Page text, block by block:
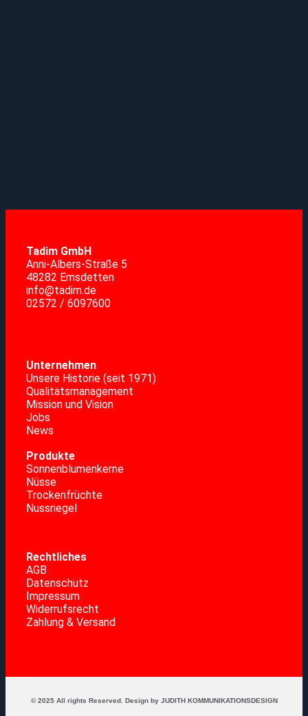
Tadim GmbH
Anni-Albers-Straße 5
48282 Emsdetten
info@tadim.de
02572 / 6097600
Unternehmen
Unsere Historie (seit 1971)
Qualitätsmanagement
Mission und Vision
Jobs
News
Produkte
Sonnenblumenkerne
Nüsse
Trockenfrüchte
Nussriegel
Rechtliches
AGB
Datenschutz
Impressum
Widerrufsrecht
Zahlung & Versand
© 2025 All rights Reserved. Design by JUDITH KOMMUNIKATIONSDESIGN